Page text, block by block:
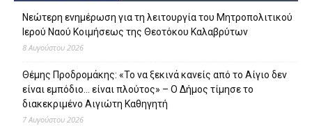
Νεώτερη ενημέρωση για τη λειτουργία του Μητροπολιτικού
Ιερού Ναού Κοιμήσεως της Θεοτόκου Καλαβρύτων
8 Αυγούστου 2026
Θέμης Προδρομάκης: «Το να ξεκινά κανείς από το Αίγιο δεν
είναι εμπόδιο… είναι πλούτος» – O Δήμος τίμησε το
διακεκριμένο Αιγιώτη Καθηγητή
7 Αυγούστου 2026